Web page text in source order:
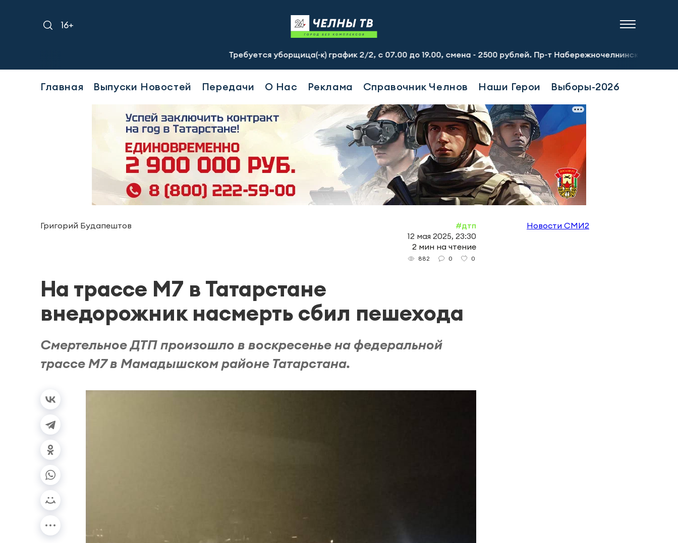
16+
Требуется уборщица(-к) график 2/2, с 07.00 до 19.00, смена - 2500 рублей. Пр-т Набережночелнинский, 13а. Тел.: 8-951-064-
Главная Выпуски Новостей Передачи О Нас Реклама Справочник Челнов Наши Герои Выборы-2026
Григорий Будапештов
#дтп
12 мая 2025, 23:30
2 мин на чтение
882 0 0
На трассе М7 в Татарстане
внедорожник насмерть сбил пешехода
Смертельное ДТП произошло в воскресенье на федеральной
трассе М7 в Мамадышском районе Татарстана.
Новости СМИ2